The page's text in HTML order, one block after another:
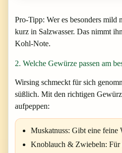
Pro-Tipp: Wer es besonders mild
kurz in Salzwasser. Das nimmt
Kohl-Note.
2. Welche Gewürze passen am
Wirsing schmeckt für sich
süßlich. Mit den richtigen
aufpeppen:
Muskatnuss: Gibt eine feine
Knoblauch & Zwiebeln: Für